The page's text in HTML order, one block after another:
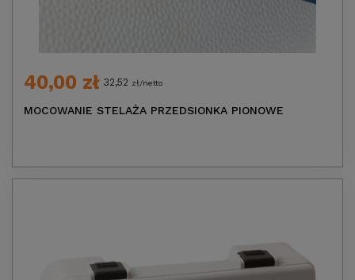
40,00 zł 32,52 zł/netto
MOCOWANIE STELAŻA PRZEDSIONKA PIONOWE